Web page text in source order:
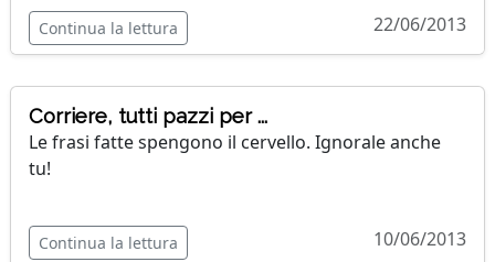
Continua la lettura 22/06/2013
Corriere, tutti pazzi per ...
Le frasi fatte spengono il cervello. Ignorale anche
tu!
Continua la lettura 10/06/2013